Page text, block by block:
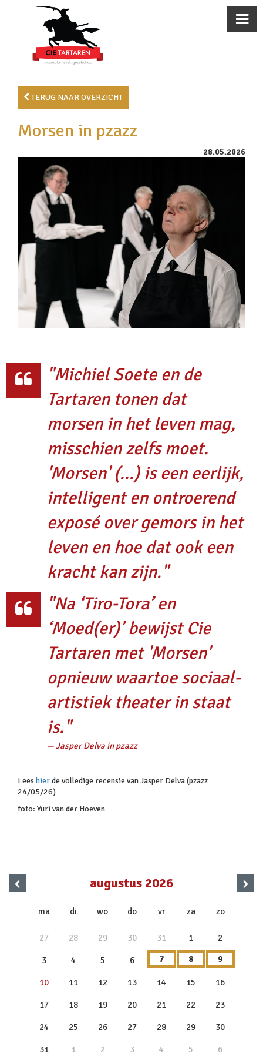
TERUG NAAR OVERZICHT
Morsen in pzazz
28.05.2026
"Michiel Soete en de
Tartaren tonen dat
morsen in het leven mag,
misschien zelfs moet.
'Morsen' (...) is een eerlijk,
intelligent en ontroerend
exposé over gemors in het
leven en hoe dat ook een
kracht kan zijn."
"Na ‘Tiro-Tora’ en
‘Moed(er)’ bewijst Cie
Tartaren met 'Morsen'
opnieuw waartoe sociaal-
artistiek theater in staat
is."
— Jasper Delva in pzazz
Lees hierde volledige recensie van Jasper Delva (pzazz
24/05/26)
foto: Yuri van der Hoeven
‹ augustus 2026
ma di wo do vr za zo
27 28 29 30 31 1 2
3 4 5 6 7 8 9
10 11 12 13 14 15 16
17 18 19 20 21 22 23
24 25 26 27 28 29 30
31 1 2 3 4 5 6
›